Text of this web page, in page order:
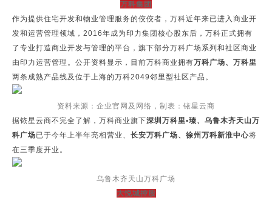
万科集团
作为提供住宅开发和物业管理服务的佼佼者，万科近年来已进入商业开
发和运营管理领域，2016年成为印力集团核心股东后，万科正式拥有
了专业打造商业开发与管理的平台，旗下部分万科广场系列和社区商业
由印力运营管理。公开资料显示，目前万科商业拥有万科广场、万科里
两条成熟产品线及位于上海的万科2049邻里型社区产品。
资料来源：企业官网及网络，制表：铱星云商
据铱星云商不完全了解，万科商业旗下深圳万科里•瑧、乌鲁木齐天山万
科广场已于今年上半年亮相营业、 长安万科广场、徐州万科新淮中心将
在三季度开业。
乌鲁木齐天山万科广场
大悦城控股